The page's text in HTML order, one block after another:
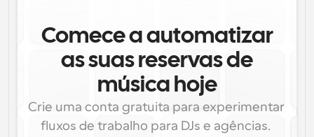
Comece a automatizar
as suas reservas de
música hoje
Crie uma conta gratuita para experimentar
fluxos de trabalho para DJs e agências.